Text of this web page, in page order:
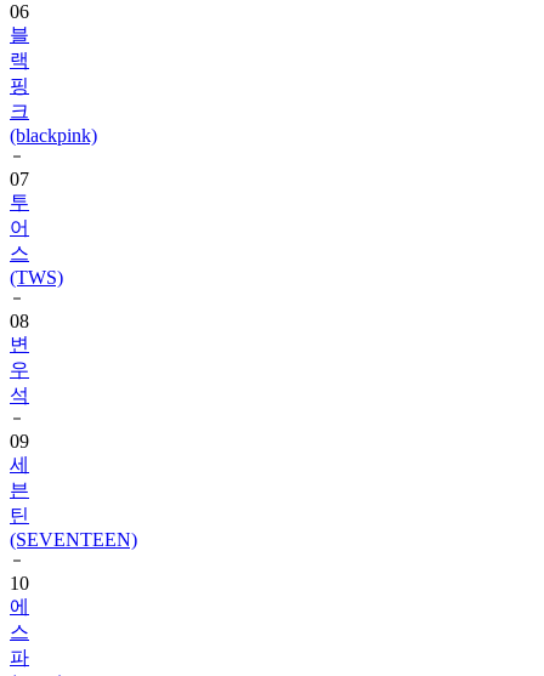
06
블
랙
핑
크
(blackpink)
07
투
어
스
(TWS)
08
변
우
석
09
세
븐
틴
(SEVENTEEN)
10
에
스
파